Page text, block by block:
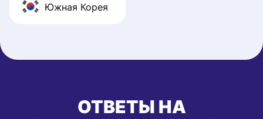
Южная Корея
ОТВЕТЫ НА